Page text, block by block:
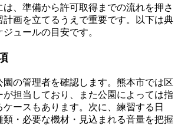
、準備から許可取得までの流れを押さ
計画を立てるうえで重要です。以下は典
ュールの目安です。
園の管理者を確認します。熊本市では区
が担当しており、また公園によっては指
ースもあります。次に、練習する日
類・必要な機材・見込まれる音量を把握